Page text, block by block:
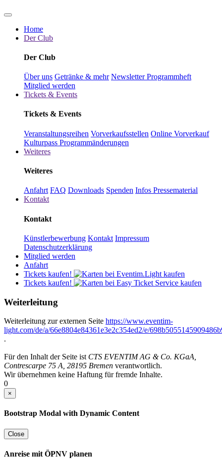
Home
Der Club
Der Club
Über uns Getränke & mehr NewsletterProgrammheft
Mitglied werden
Tickets & Events
Tickets & Events
Veranstaltungsreihen Vorverkaufsstellen Online Vorverkauf
Kulturpass Programmänderungen
Weiteres
Weiteres
Anfahrt FAQ Downloads Spenden Infos Pressematerial
Kontakt
Kontakt
Künstlerbewerbung Kontakt Impressum
Datenschutzerklärung
Mitglied werden
Anfahrt
Tickets kaufen!
Tickets kaufen!
Weiterleitung
Weiterleitung zur externen Seite https://www.eventim-
light.com/de/a/66e8804e84361e3e2c354ed2/e/
.
Für den Inhalt der Seite ist CTS EVENTIM AG & Co. KGaA,
Contrescarpe 75 A, 28195 Bremen verantwortlich.
Wir übernehmen keine Haftung für fremde Inhalte.
0
×
Bootstrap Modal with Dynamic Content
Close
Anreise mit ÖPNV planen